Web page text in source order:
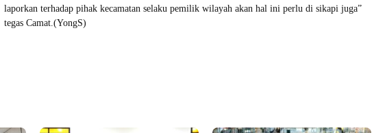
laporkan terhadap pihak kecamatan selaku pemilik wilayah akan hal ini perlu di sikapi juga”
tegas Camat.(YongS)